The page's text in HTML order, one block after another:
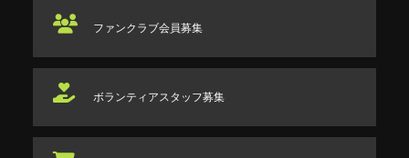
ファンクラブ会員募集
ボランティアスタッフ募集